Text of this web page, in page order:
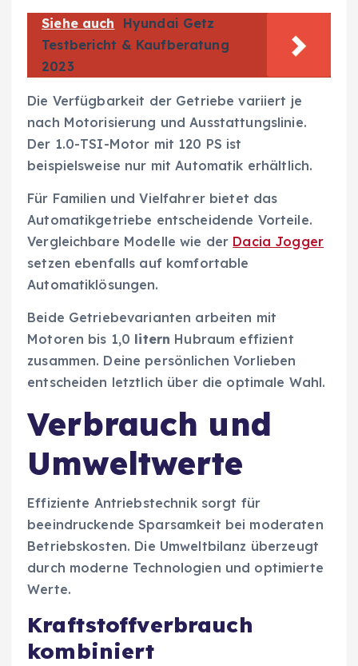
Siehe auch
Hyundai Getz
Testbericht & Kaufberatung
2023
Die Verfügbarkeit der Getriebe variiert je
nach Motorisierung und Ausstattungslinie.
Der 1.0-TSI-Motor mit 120 PS ist
beispielsweise nur mit Automatik erhältlich.
Für Familien und Vielfahrer bietet das
Automatikgetriebe entscheidende Vorteile.
Vergleichbare Modelle wie der Dacia Jogger
setzen ebenfalls auf komfortable
Automatiklösungen.
Beide Getriebevarianten arbeiten mit
Motoren bis 1,0 litern Hubraum effizient
zusammen. Deine persönlichen Vorlieben
entscheiden letztlich über die optimale Wahl.
Verbrauch und
Umweltwerte
Effiziente Antriebstechnik sorgt für
beeindruckende Sparsamkeit bei moderaten
Betriebskosten. Die Umweltbilanz überzeugt
durch moderne Technologien und optimierte
Werte.
Kraftstoffverbrauch
kombiniert